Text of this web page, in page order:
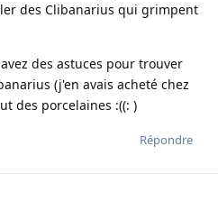
des Clibanarius qui grimpent
des astuces pour trouver
(j'en avais acheté chez
des porcelaines :((: )
Répondre